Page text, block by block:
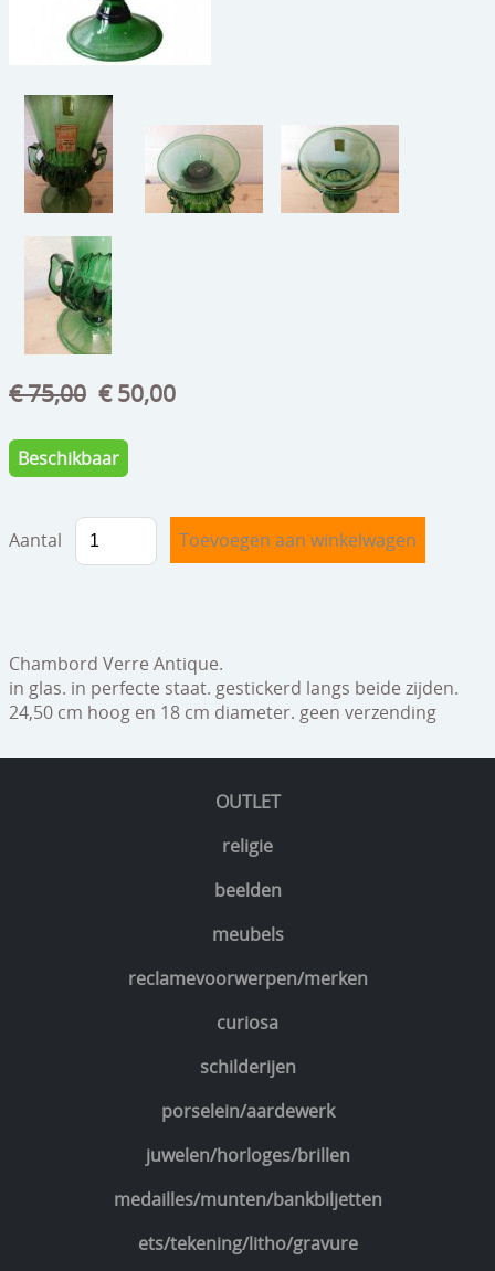
porselein/aardewerk
medailles/munten/bankbiljetten
ets/tekening/litho/gravure
glaswerk
lamp/luchter
speelgoed
zilverwerk
klokken
tapijten
boeken
geschenkcheques
OUTLET
religie
beelden
meubels
reclamevoorwerpen/merken
curiosa
schilderijen
porselein/aardewerk
juwelen/horloges/brillen
medailles/munten/bankbiljetten
ets/tekening/litho/gravure
€ 75,00 € 50,00
Beschikbaar
Aantal
Chambord Verre Antique.
in glas. in perfecte staat. gestickerd langs beide zijden.
24,50 cm hoog en 18 cm diameter. geen verzending